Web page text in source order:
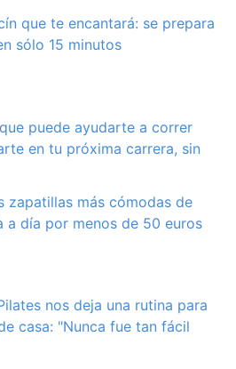
que te encantará: se prepara
sólo 15 minutos
puede ayudarte a correr
en tu próxima carrera, sin
zapatillas más cómodas de
a día por menos de 50 euros
nos deja una rutina para
casa: "Nunca fue tan fácil